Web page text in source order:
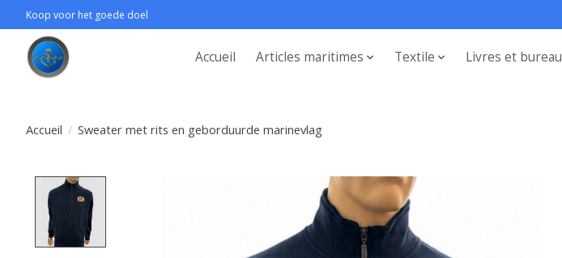
Koop voor het goede doel
Accueil Articles maritimes Textile Livres et bureau
Accueil / Sweater met rits en geborduurde marinevlag
Product image slideshow Items